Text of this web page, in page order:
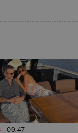
09:47